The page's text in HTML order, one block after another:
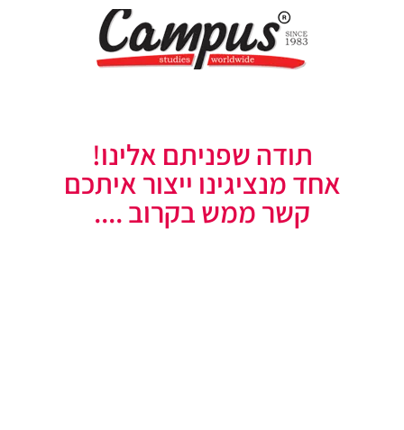
תודה שפניתם אלינו!
אחד מנציגינו ייצור איתכם
קשר ממש בקרוב ....